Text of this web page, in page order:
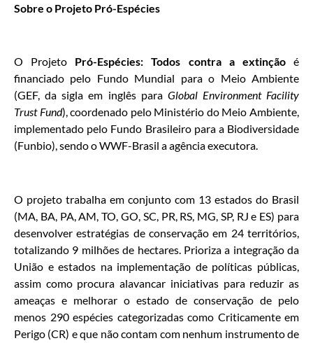
Sobre o Projeto Pró-Espécies
O Projeto Pró-Espécies: Todos contra a extinçãoé
financiado pelo Fundo Mundial para o Meio Ambiente
(GEF, da sigla em inglês para Global Environment Facility
Trust Fund), coordenado pelo Ministério do Meio Ambiente,
implementado pelo Fundo Brasileiro para a Biodiversidade
(Funbio), sendo o WWF-Brasil a agência executora.
O projeto trabalha em conjunto com 13 estados do Brasil
(MA, BA, PA, AM, TO, GO, SC, PR, RS, MG, SP, RJ e ES) para
desenvolver estratégias de conservação em 24 territórios,
totalizando 9 milhões de hectares. Prioriza a integração da
União e estados na implementação de políticas públicas,
assim como procura alavancar iniciativas para reduzir as
ameaças e melhorar o estado de conservação de pelo
menos 290 espécies categorizadas como Criticamente em
Perigo (CR) e que não contam com nenhum instrumento de